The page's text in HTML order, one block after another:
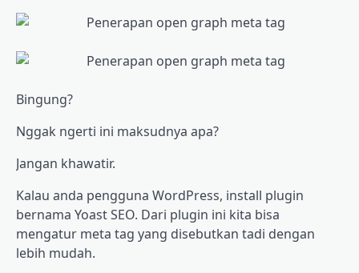
Bingung?
Nggak ngerti ini maksudnya apa?
Jangan khawatir.
Kalau anda pengguna WordPress, install plugin
bernama Yoast SEO. Dari plugin ini kita bisa
mengatur meta tag yang disebutkan tadi dengan
lebih mudah.